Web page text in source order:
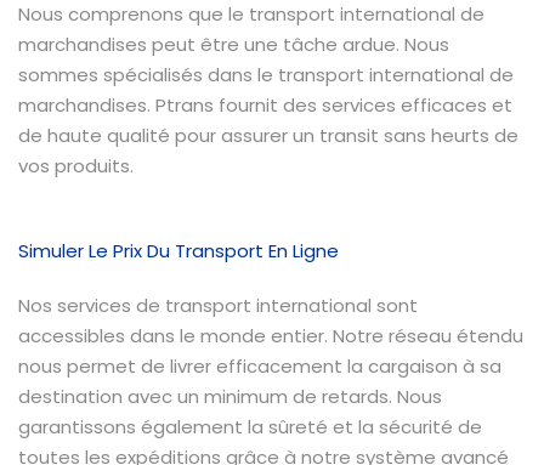
Nous comprenons que le transport international de
marchandises peut être une tâche ardue. Nous
sommes spécialisés dans le transport international de
marchandises. Ptrans fournit des services efficaces et
de haute qualité pour assurer un transit sans heurts de
vos produits.
Simuler Le Prix Du Transport En Ligne
Nos services de transport international sont
accessibles dans le monde entier. Notre réseau étendu
nous permet de livrer efficacement la cargaison à sa
destination avec un minimum de retards. Nous
garantissons également la sûreté et la sécurité de
toutes les expéditions grâce à notre système avancé